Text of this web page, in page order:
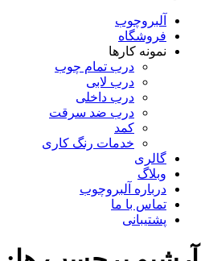
آلبروچوب
فروشگاه
نمونه کارها
درب تمام چوب
درب لابی
درب داخلی
درب ضد سرقت
کمد
خدمات رنگ کاری
گالری
وبلاگ
درباره آلبروچوب
تماس با ما
پشتیبانی